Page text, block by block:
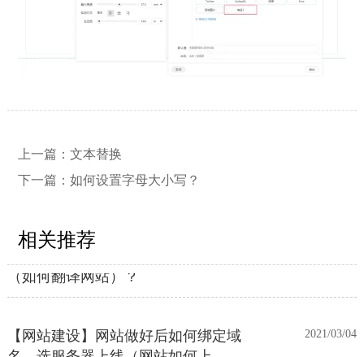
上一篇： 文本替换
下一篇： 如何设置字母大小写？
相关推荐
【网站建设】网站的留言板如何绑定
目录上线多语言网站的区别
流程
【外贸网站建设】如何做多语言网站
（如何翻译网站）？
【网站建设】网站做好后如何绑定域
名、选服务器上线（网站如何上